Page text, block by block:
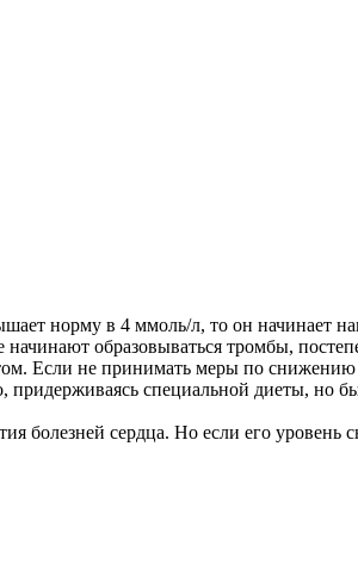
норму в 4 ммоль/л, то он начинает
образовываться тромбы,
Если не принимать меры по снижению
придерживаясь специальной диеты, но
болезней сердца. Но если его уровень